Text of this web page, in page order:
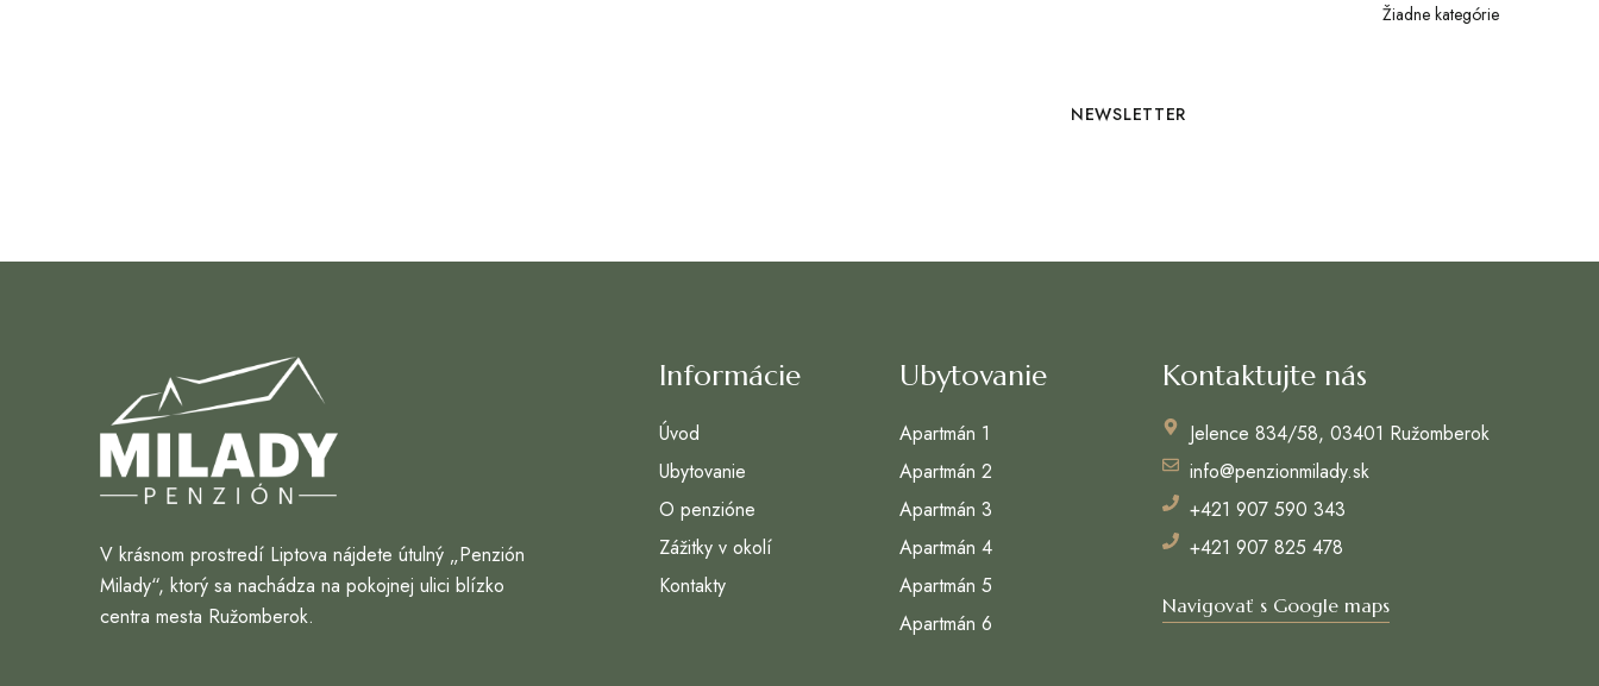
Žiadne kategórie
NEWSLETTER
V krásnom prostredí Liptova nájdete útulný „Penzión
Milady“, ktorý sa nachádza na pokojnej ulici blízko
centra mesta Ružomberok.
Informácie
Úvod
Ubytovanie
O penzióne
Zážitky v okolí
Kontakty
Ubytovanie
Apartmán 1
Apartmán 2
Apartmán 3
Apartmán 4
Apartmán 5
Apartmán 6
Kontaktujte nás
Jelence 834/58, 03401 Ružomberok
info@penzionmilady.sk
+421 907 590 343
+421 907 825 478
Navigovať s Google maps